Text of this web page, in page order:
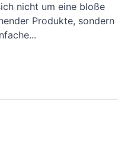
nicht um eine bloße
Produkte, sondern
...